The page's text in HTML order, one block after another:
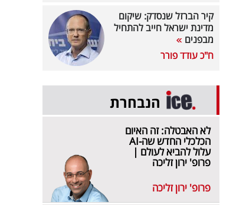
קיר הברזל שנסדק: שיקום
מדינת ישראל חייב להתחיל
מבפנים
ח"כ עודד פורר
הנבחרת
לא האבטלה: זה האיום
הכלכלי החדש שה-AI
עלול להביא לעולם |
פרופ' ירון זליכה
פרופ' ירון זליכה